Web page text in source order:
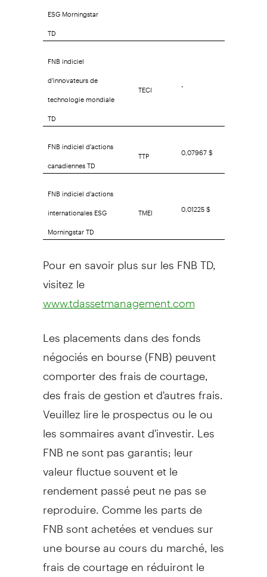
ESG Morningstar
TD
FNB indiciel
d'innovateurs de
technologie mondiale
TD
TECI -
FNB indiciel d'actions
canadiennes TD
TTP 0,07967 $
FNB indiciel d'actions
internationales ESG
Morningstar TD
TMEI 0,01225 $
Pour en savoir plus sur les FNB TD,
visitez le
www.tdassetmanagement.com
Les placements dans des fonds
négociés en bourse (FNB) peuvent
comporter des frais de courtage,
des frais de gestion et d'autres frais.
Veuillez lire le prospectus ou le ou
les sommaires avant d'investir. Les
FNB ne sont pas garantis; leur
valeur fluctue souvent et le
rendement passé peut ne pas se
reproduire. Comme les parts de
FNB sont achetées et vendues sur
une bourse au cours du marché, les
frais de courtage en réduiront le